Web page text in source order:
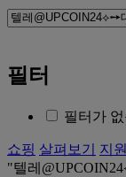
필터
필터가
쇼핑 살펴보기
지원
텔레